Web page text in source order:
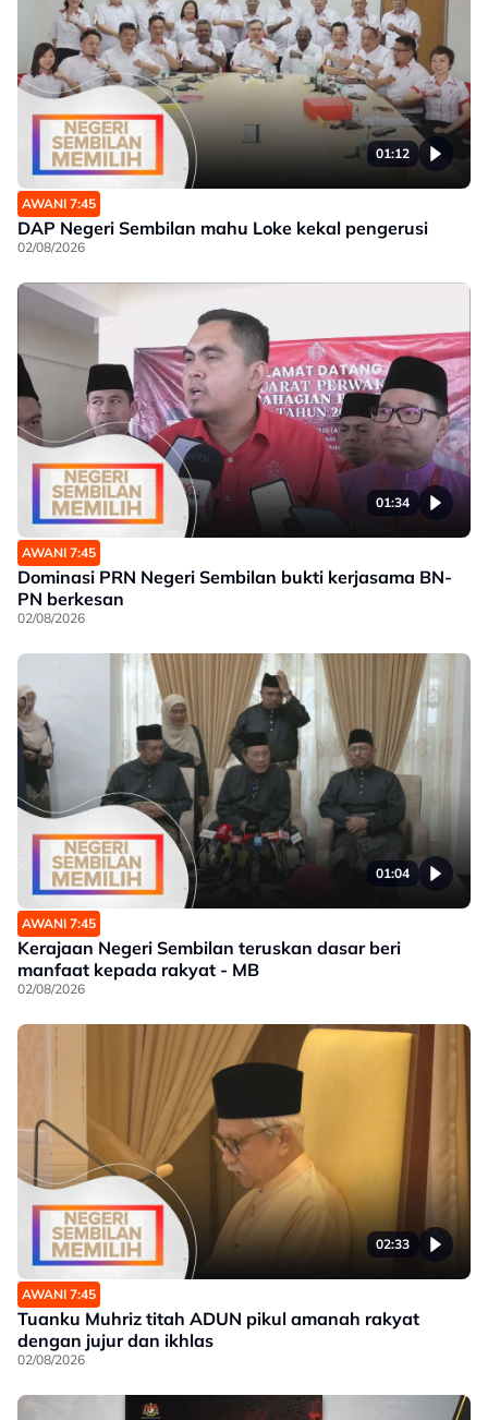
01:12
AWANI 7:45
DAP Negeri Sembilan mahu Loke kekal pengerusi
02/08/2026
01:34
AWANI 7:45
Dominasi PRN Negeri Sembilan bukti kerjasama BN-
PN berkesan
02/08/2026
01:04
AWANI 7:45
Kerajaan Negeri Sembilan teruskan dasar beri
manfaat kepada rakyat - MB
02/08/2026
02:33
AWANI 7:45
Tuanku Muhriz titah ADUN pikul amanah rakyat
dengan jujur dan ikhlas
02/08/2026